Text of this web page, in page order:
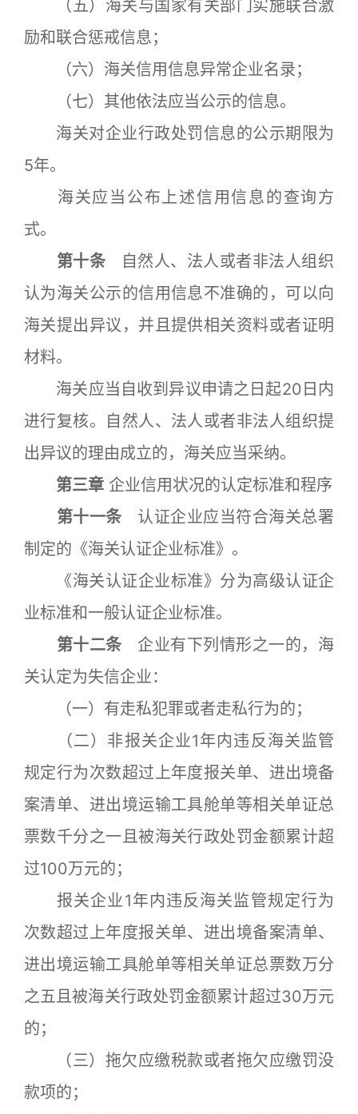
（五）海关与国家有关部门实施联合激
励和联合惩戒信息；
（六）海关信用信息异常企业名录；
（七）其他依法应当公示的信息。
海关对企业行政处罚信息的公示期限为
5年。
海关应当公布上述信用信息的查询方
式。
第十条 自然人、法人或者非法人组织
认为海关公示的信用信息不准确的，可以向
海关提出异议，并且提供相关资料或者证明
材料。
海关应当自收到异议申请之日起20日内
进行复核。自然人、法人或者非法人组织提
出异议的理由成立的，海关应当采纳。
第三章 企业信用状况的认定标准和程序
第十一条 认证企业应当符合海关总署
制定的《海关认证企业标准》。
《海关认证企业标准》分为高级认证企
业标准和一般认证企业标准。
第十二条 企业有下列情形之一的，海
关认定为失信企业：
（一）有走私犯罪或者走私行为的；
（二）非报关企业1年内违反海关监管
规定行为次数超过上年度报关单、进出境备
案清单、进出境运输工具舱单等相关单证总
票数千分之一且被海关行政处罚金额累计超
过100万元的；
报关企业1年内违反海关监管规定行为
次数超过上年度报关单、进出境备案清单、
进出境运输工具舱单等相关单证总票数万分
之五且被海关行政处罚金额累计超过30万元
的；
（三）拖欠应缴税款或者拖欠应缴罚没
款项的；